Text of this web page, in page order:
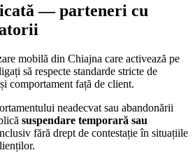
— parteneri cu
mobilă din Chiajna care activează pe
să respecte standarde stricte de
comportament față de client.
neadecvat sau abandonării
suspendare temporară sau
fără drept de contestație în situațiile